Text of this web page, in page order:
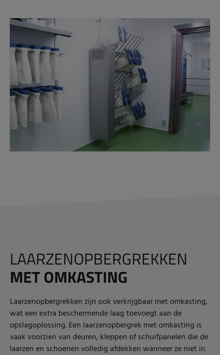
LAARZENOPBERGREKKEN
MET OMKASTING
Laarzenopbergrekken zijn ook verkrijgbaar met omkasting,
wat een extra beschermende laag toevoegt aan de
opslagoplossing. Een laarzenopbergrek met omkasting is
vaak voorzien van deuren, kleppen of schuifpanelen die de
laarzen en schoenen volledig afdekken wanneer ze niet in